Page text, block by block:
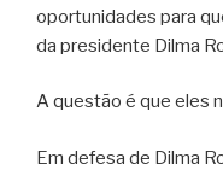
oportunidades para
da presidente Dilma
A questão é que eles
Em defesa de Dilma